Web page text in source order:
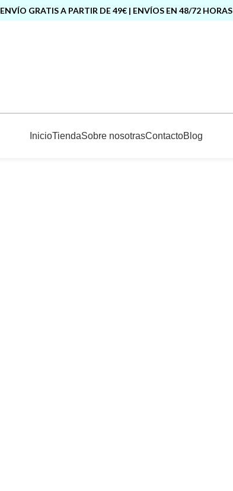
ENVÍO GRATIS A PARTIR DE 49€ | ENVÍOS EN 48/72 HORAS
InicioTiendaSobre nosotrasContactoBlog